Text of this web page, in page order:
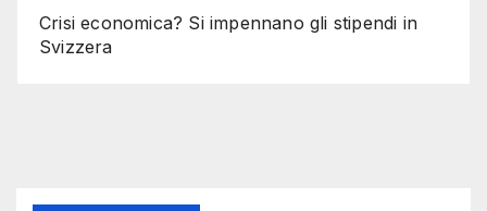
Crisi economica? Si impennano gli stipendi in
Svizzera